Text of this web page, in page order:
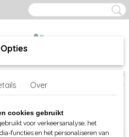
(0)
>Tee Jays>T-shirts
Over
cookies gebruikt
voor verkeersanalyse, het
functies en het personaliseren van